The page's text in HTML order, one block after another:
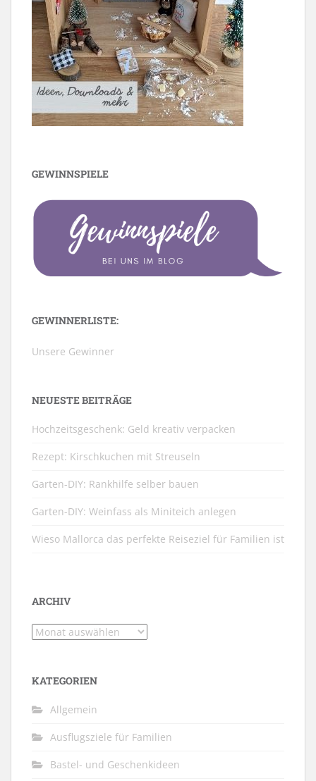
GEWINNSPIELE
GEWINNERLISTE:
Unsere Gewinner
NEUESTE BEITRÄGE
Hochzeitsgeschenk: Geld kreativ verpacken
Rezept: Kirschkuchen mit Streuseln
Garten-DIY: Rankhilfe selber bauen
Garten-DIY: Weinfass als Miniteich anlegen
Wieso Mallorca das perfekte Reiseziel für Familien ist
ARCHIV
Archiv
KATEGORIEN
Allgemein
Ausflugsziele für Familien
Bastel- und Geschenkideen